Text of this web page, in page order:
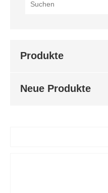
Produkte
Neue Produkte